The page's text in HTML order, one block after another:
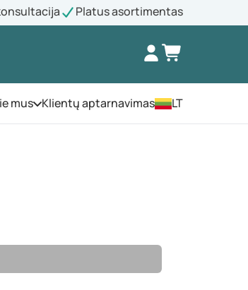
Platus asortimentas
musAtidarykite meniu
Klientų aptarnavimas LT